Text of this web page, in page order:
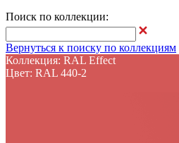
Поиск по коллекции:
Вернуться к поиску по коллекциям
Коллекция: RAL Effect
Цвет: RAL 440-2